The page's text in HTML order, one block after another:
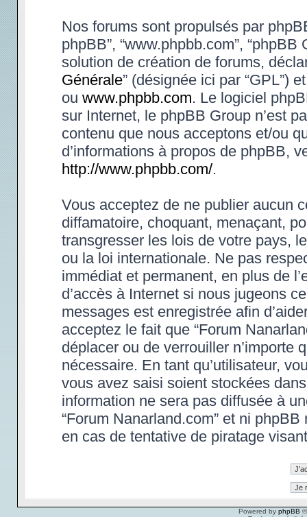
Nos forums sont propulsés par
phpBB”, “www.phpbb.com”,
solution de création de forums,
Générale” (désignée ici par “GPL”)
ou www.phpbb.com. Le logiciel
sur Internet, le phpBB Group n’est
contenu que nous acceptons et/ou
d’informations à propos de phpBB,
http://www.phpbb.com/.
Vous acceptez de ne publier aucun
diffamatoire, choquant, menaçant,
transgresser les lois de votre pays,
ou la loi internationale. Ne pas
immédiat et permanent, en plus de
d’accès à Internet si nous jugeons
messages est enregistrée afin
acceptez le fait que “Forum
déplacer ou de verrouiller n’importe
nécessaire. En tant qu’utilisateur,
vous avez saisi soient stockées
information ne sera pas diffusée à
“Forum Nanarland.com” et ni
en cas de tentative de piratage
Powered by phpBB